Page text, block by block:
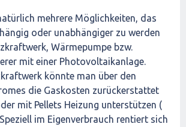
mehrere Möglichkeiten, das
oder unabhängiger zu werden
Wärmepumpe bzw.
mit einer Photovoltaikanlage.
könnte man über den
die Gaskosten zurückerstattet
mit Pellets Heizung unterstützen (
im Eigenverbrauch rentiert sich